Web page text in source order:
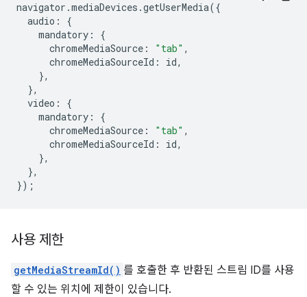
navigator .mediaDevices .getUserMedia({
audio :
{
mandatory :
{
chromeMediaSource : "tab" ,
chromeMediaSourceId : id,
},
},
video :
{
mandatory :
{
chromeMediaSource : "tab" ,
chromeMediaSourceId : id,
},
},
});
사용 제한
getMediaStreamId() 를 호출한 후 반환된 스트림 ID를 사용
할 수 있는 위치에 제한이 있습니다.